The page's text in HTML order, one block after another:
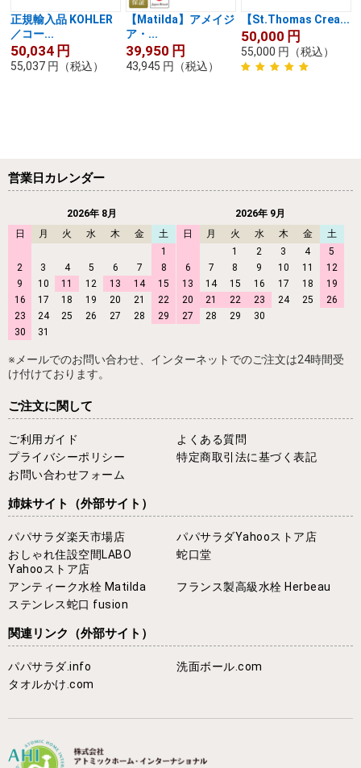
正規輸入品 KOHLER
／コー...
50,034 円
55,037 円 （税込）
【Matilda】アメイジ
ア・...
39,950 円
43,945 円 （税込）
【St.Thomas Crea...
50,000 円
55,000 円 （税込）
営業日カレンダー
2026年 8月
日
月 火 水 木 金
土
1
2
3 4 5 6 7
8
9
10 11 12 13 14
15
16
17 18 19 20 21
22
23
24 25 26 27 28
29
30
31
2026年 9月
日
月 火 水 木 金
土
1
2 3 4
5
6
7 8 9 10 11
12
13
14 15 16 17 18
19
20
21 22 23 24 25
26
27
28 29 30
※メールでのお問い合わせ、インターネットでのご注文は24時間受
け付けております。
ご注文に関して
ご利用ガイド
よくある質問
プライバシーポリシー
特定商取引法に基づく表記
お問い合わせフォーム
姉妹サイト （外部サイト）
パパサラダ楽天市場店
パパサラダYahooストア店
おしゃれ住設空間LABO
Yahooストア店
蛇口堂
アンティーク水栓 Matilda
フランス製高級水栓 Herbeau
ステンレス蛇口 fusion
関連リンク （外部サイト）
パパサラダ.info
洗面ボール.com
タオルかけ.com